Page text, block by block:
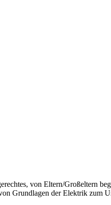
von Eltern/Großeltern
Grundlagen der Elektrik zum